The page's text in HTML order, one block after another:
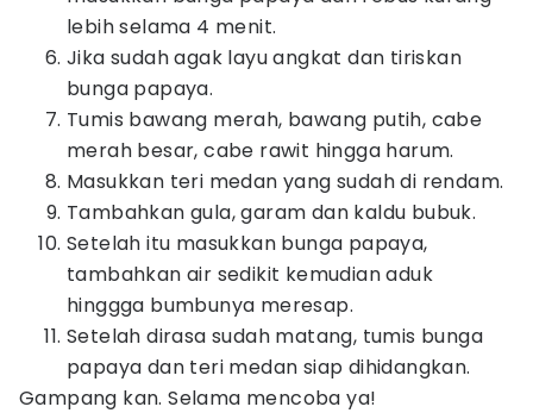
lebih selama 4 menit.
Jika sudah agak layu angkat dan tiriskan
bunga papaya.
Tumis bawang merah, bawang putih, cabe
merah besar, cabe rawit hingga harum.
Masukkan teri medan yang sudah di rendam.
Tambahkan gula, garam dan kaldu bubuk.
Setelah itu masukkan bunga papaya,
tambahkan air sedikit kemudian aduk
hinggga bumbunya meresap.
Setelah dirasa sudah matang, tumis bunga
papaya dan teri medan siap dihidangkan.
Gampang kan. Selama mencoba ya!